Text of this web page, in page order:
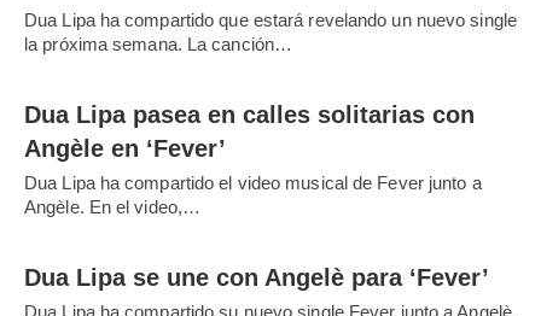
Dua Lipa ha compartido que estará revelando un nuevo single
la próxima semana. La canción…
Dua Lipa pasea en calles solitarias con
Angèle en ‘Fever’
Dua Lipa ha compartido el video musical de Fever junto a
Angèle. En el video,…
Dua Lipa se une con Angelè para ‘Fever’
Dua Lipa ha compartido su nuevo single Fever junto a Angelè.